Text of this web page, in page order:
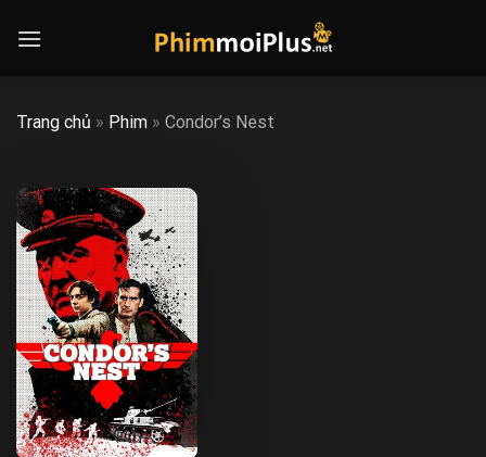
Trang chủ » Phim » Condor’s Nest